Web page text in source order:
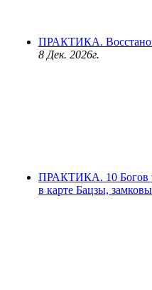
ПРАКТИКА.
8 Дек. 2026г.
ПРАКТИКА. 10 Богов
в карте Бацзы,